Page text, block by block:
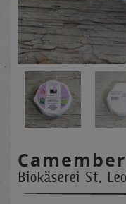
Biokäserei St.